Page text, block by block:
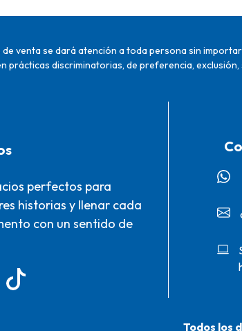
venta se dará atención a toda persona sin
prácticas discriminatorias, de preferencia,
perfectos para
historias y llenar cada
con un sentido de
Todos los